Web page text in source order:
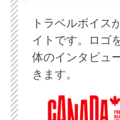
トラベルボイス
イトです。ロゴ
体のインタビュ
きます。